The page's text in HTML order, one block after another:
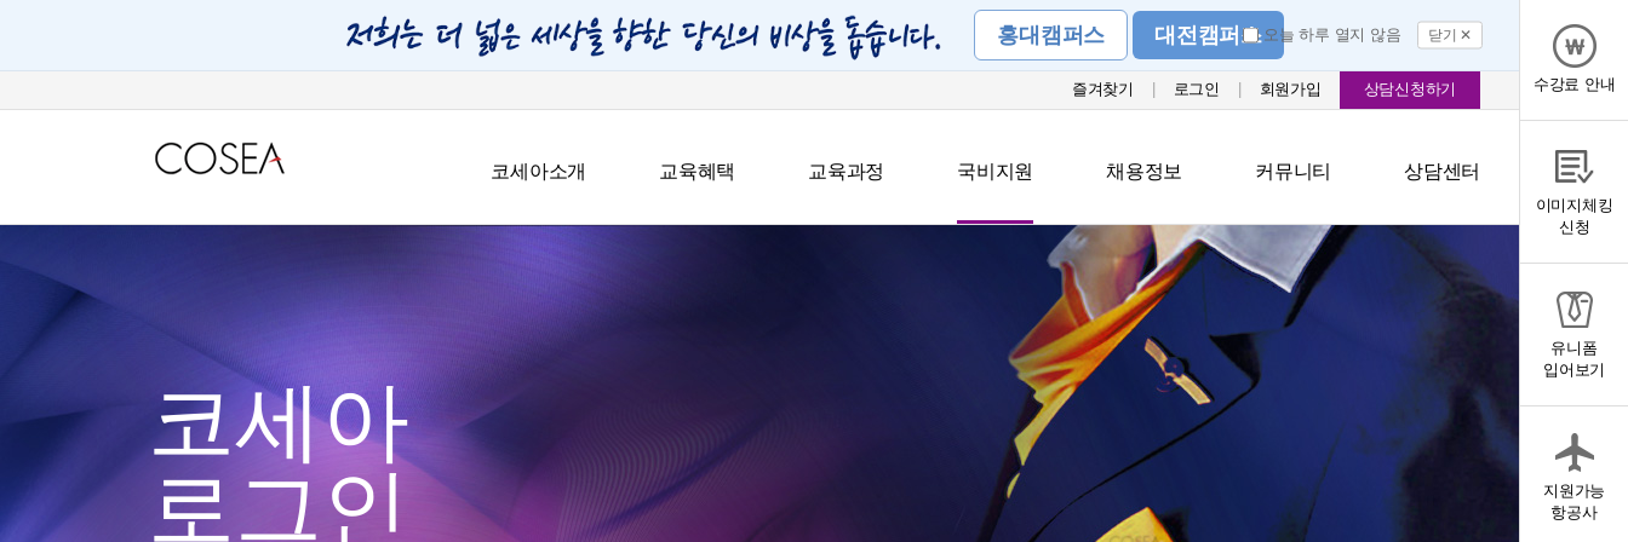
홍대캠퍼스 대전캠퍼스오늘 하루 열지 않음 닫기 ✕
즐겨찾기 로그인 회원가입 상담신청하기
코세아소개 교육혜택 교육과정 국비지원 채용정보 커뮤니티 상담센터
코세아
로그인
수강료 안내
이미지체킹
신청
유니폼
입어보기
지원가능
항공사